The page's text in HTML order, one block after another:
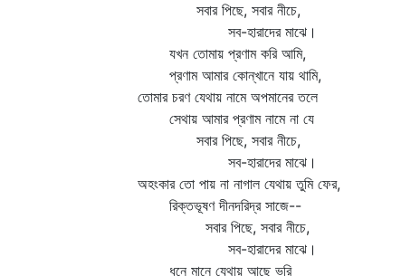
সবার পিছে, সবার নীচে,
সব-হারাদের মাঝে।
যখন তোমায় প্রণাম করি আমি,
প্রণাম আমার কোন্‌খানে যায় থামি,
তোমার চরণ যেথায় নামে অপমানের তলে
সেথায় আমার প্রণাম নামে না যে
সবার পিছে, সবার নীচে,
সব-হারাদের মাঝে।
অহংকার তো পায় না নাগাল যেথায় তুমি ফের,
রিক্তভূষণ দীনদরিদ্র সাজে--
সবার পিছে, সবার নীচে,
সব-হারাদের মাঝে।
ধনে মানে যেথায় আছে ভরি